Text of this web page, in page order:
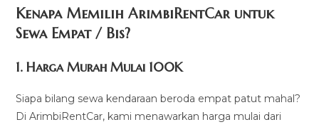
Kenapa Memilih ArimbiRentCar untuk
Sewa Empat / Bis?
1.Harga Murah Mulai 100K
Siapa bilang sewa kendaraan beroda empat patut mahal?
Di ArimbiRentCar, kami menawarkan harga mulai dari